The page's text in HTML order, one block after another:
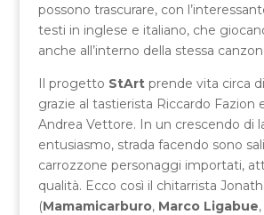
possono trascurare, con
testi in inglese e italiano, che
anche all’interno della stessa
Il progetto StArt prende vita circa
grazie al tastierista Riccardo Fazion
Andrea Vettore. In un crescendo di
entusiasmo, strada facendo sono
carrozzone personaggi importati,
qualità. Ecco così il chitarrista
(Mamamicarburo, Marco Ligabue,